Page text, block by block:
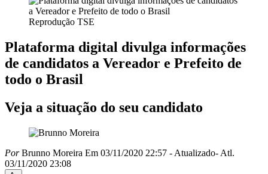
Reprodução TSE
Plataforma digital divulga informações
de candidatos a Vereador e Prefeito de
todo o Brasil
Veja a situação do seu candidato
PorBrunno Moreira Em 03/11/2020 22:57 - Atualizado- Atl.
03/11/2020 23:08